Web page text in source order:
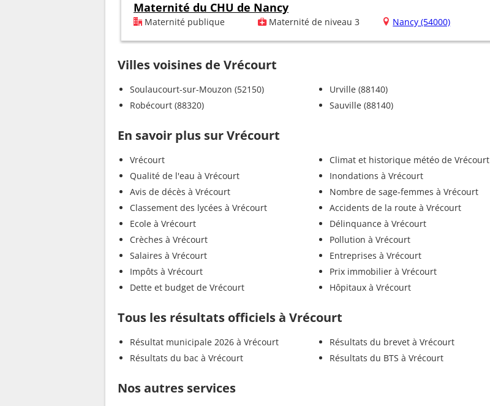
Maternité du CHU de Nancy
Maternité publique Maternité de niveau 3 Nancy (54000)
Villes voisines de Vrécourt
Soulaucourt-sur-Mouzon (52150)
Robécourt (88320)
Urville (88140)
Sauville (88140)
En savoir plus sur Vrécourt
Vrécourt
Qualité de l'eau à Vrécourt
Avis de décès à Vrécourt
Classement des lycées à Vrécourt
Ecole à Vrécourt
Crèches à Vrécourt
Salaires à Vrécourt
Impôts à Vrécourt
Dette et budget de Vrécourt
Climat et historique météo de Vrécourt
Inondations à Vrécourt
Nombre de sage-femmes à Vrécourt
Accidents de la route à Vrécourt
Délinquance à Vrécourt
Pollution à Vrécourt
Entreprises à Vrécourt
Prix immobilier à Vrécourt
Hôpitaux à Vrécourt
Tous les résultats officiels à Vrécourt
Résultat municipale 2026 à Vrécourt
Résultats du bac à Vrécourt
Résultats du brevet à Vrécourt
Résultats du BTS à Vrécourt
Nos autres services